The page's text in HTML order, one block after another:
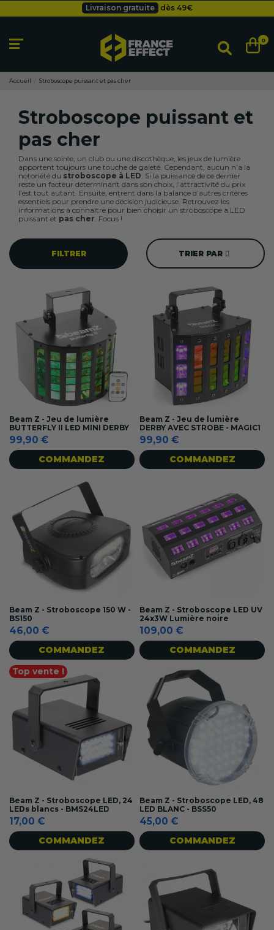
Livraison gratuite dès 49€
Livraison gratuite dès 49 0
Accueil Stroboscope puissant et pas cher
Stroboscope puissant et
pas cher
Dans une soirée, un club ou une discothèque, les jeux de lumière
apportent toujours une touche de gaieté. Cependant, aucun n’a la
notoriété du stroboscope à LED. Si la puissance de ce dernier
reste un facteur déterminant dans son choix, l’attractivité du prix
l’est tout autant. Ensuite, entrent dans la balance d’autres critères
essentiels pour prendre une décision judicieuse. Retrouvez les
informations à connaître pour bien choisir un stroboscope à LED
puissant et pas cher. Focus !
FILTRER TRIER PAR
Beam Z - Jeu de lumière
BUTTERFLY II LED MINI DERBY
99,90 €
COMMANDEZ
Beam Z - Jeu de lumière
DERBY AVEC STROBE - MAGIC1
99,90 €
COMMANDEZ
Beam Z - Stroboscope 150 W -
BS150
46,00 €
COMMANDEZ
Beam Z - Stroboscope LED UV
24x3W Lumière noire
109,00 €
COMMANDEZ
Top vente !
Beam Z - Stroboscope LED, 24
LEDs blancs - BMS24LED
17,00 €
COMMANDEZ
Beam Z - Stroboscope LED, 48
LED BLANC - BSS50
45,00 €
COMMANDEZ